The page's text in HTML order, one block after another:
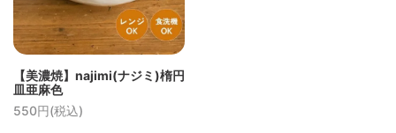
【美濃焼】najimi(ナジミ)楕円
皿亜麻色
550円(税込)